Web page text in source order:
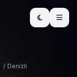
/ Denizli